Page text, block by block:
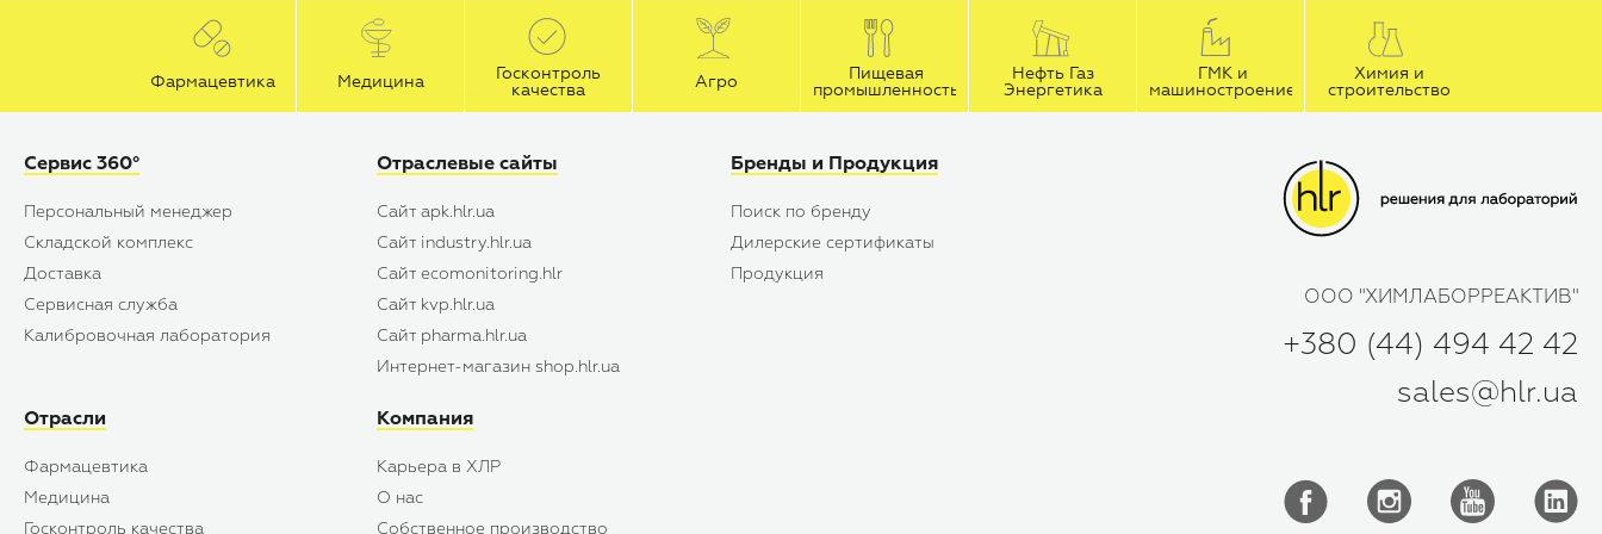
Фармацевтика Медицина
Госконтроль
качества
Агро
Пищевая
промышленность
Нефть Газ
Энергетика
ГМК и
машиностроение
Химия и
строительство
Сервис 360°
Персональный менеджер
Складской комплекс
Доставка
Сервисная служба
Калибровочная лаборатория
Отраслевые сайты
Сайт apk.hlr.ua
Сайт industry.hlr.ua
Сайт ecomonitoring.hlr
Сайт kvp.hlr.ua
Сайт pharma.hlr.ua
Интернет-магазин shop.hlr.ua
Бренды и Продукция
Поиск по бренду
Дилерские сертификаты
Продукция
Отрасли
Фармацевтика
Медицина
Госконтроль качества
Компания
Карьера в ХЛР
О нас
Собственное производство
ООО "ХИМЛАБОРРЕАКТИВ"
+380 (44) 494 42 42
sales@hlr.ua